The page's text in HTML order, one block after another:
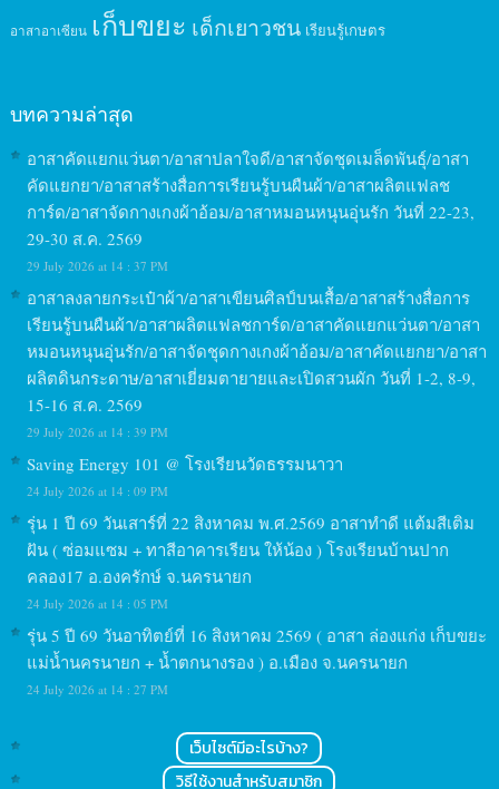
อาสาอาเซียน เก็บขยะ เด็กเยาวชน เรียนรู้เกษตร
บทความล่าสุด
อาสาคัดแยกแว่นตา/อาสาปลาใจดี/อาสาจัดชุดเมล็ดพันธุ์/อาสา
คัดแยกยา/อาสาสร้างสื่อการเรียนรู้บนผืนผ้า/อาสาผลิตแฟลช
การ์ด/อาสาจัดกางเกงผ้าอ้อม/อาสาหมอนหนุนอุ่นรัก วันที่ 22-23,
29-30 ส.ค. 2569
29 July 2026 at 14 : 37 PM
อาสาลงลายกระเป๋าผ้า/อาสาเขียนศิลป์บนเสื้อ/อาสาสร้างสื่อการ
เรียนรู้บนผืนผ้า/อาสาผลิตแฟลชการ์ด/อาสาคัดแยกแว่นตา/อาสา
หมอนหนุนอุ่นรัก/อาสาจัดชุดกางเกงผ้าอ้อม/อาสาคัดแยกยา/อาสา
ผลิตดินกระดาษ/อาสาเยี่ยมตายายและเปิดสวนผัก วันที่ 1-2, 8-9,
15-16 ส.ค. 2569
29 July 2026 at 14 : 39 PM
Saving Energy 101 @ โรงเรียนวัดธรรมนาวา
24 July 2026 at 14 : 09 PM
รุ่น 1 ปี 69 วันเสาร์ที่ 22 สิงหาคม พ.ศ.2569 อาสาทำดี แต้มสีเติม
ฝัน ( ซ่อมแซม + ทาสีอาคารเรียน ให้น้อง ) โรงเรียนบ้านปาก
คลอง17 อ.องครักษ์ จ.นครนายก
24 July 2026 at 14 : 05 PM
รุ่น 5 ปี 69 วันอาทิตย์ที่ 16 สิงหาคม 2569 ( อาสา ล่องแก่ง เก็บขยะ
แม่น้ำนครนายก + น้ำตกนางรอง ) อ.เมือง จ.นครนายก
24 July 2026 at 14 : 27 PM
เว็บไซต์มีอะไรบ้าง?
วิธีใช้งานสำหรับสมาชิก